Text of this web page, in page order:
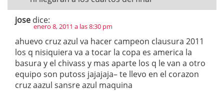
jose dice:
enero 8, 2011 a las 8:30 pm
ahuevo cruz azul va hacer campeon clausura 2011
los q nisiquiera va a tocar la copa es america la
basura y el chivass y mas aparte los q le van a otro
equipo son putoss jajajaja– te llevo en el corazon
cruz aazul sansre azul maquina